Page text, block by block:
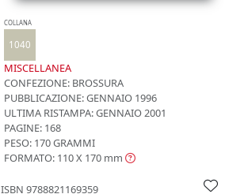
COLLANA
1040
MISCELLANEA
CONFEZIONE: BROSSURA
PUBBLICAZIONE:GENNAIO 1996
ULTIMA RISTAMPA:GENNAIO 2001
PAGINE: 168
PESO: 170 GRAMMI
FORMATO: 110 X 170 mm
ISBN 9788821169359